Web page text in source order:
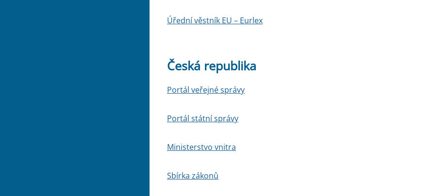
Úřední věstník EU – Eurlex
Česká republika
Portál veřejné správy
Portál státní správy
Ministerstvo vnitra
Sbírka zákonů